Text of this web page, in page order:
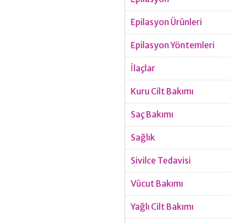
Epilasyon Ürünleri
Epilasyon Yöntemleri
İlaçlar
Kuru Cilt Bakımı
Saç Bakımı
Sağlık
Sivilce Tedavisi
Vücut Bakımı
Yağlı Cilt Bakımı